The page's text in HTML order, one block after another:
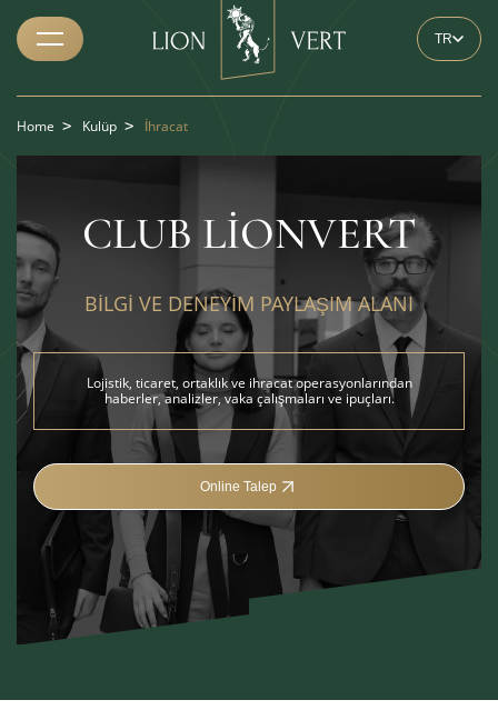
TR
Home > Kulüp > İhracat
CLUB LIONVERT
BILGI VE DENEYIM PAYLAŞIM ALANI
Lojistik, ticaret, ortaklık ve ihracat operasyonlarından
haberler, analizler, vaka çalışmaları ve ipuçları.
Online Talep